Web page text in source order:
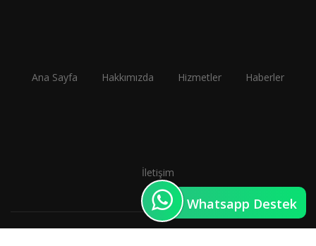
Whatsapp Destek
Ana Sayfa Hakkımızda Hizmetler Haberler
İletişim